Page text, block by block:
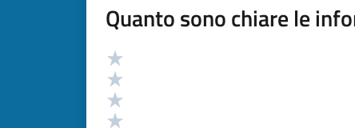
Quanto sono chiare le
Valutazione